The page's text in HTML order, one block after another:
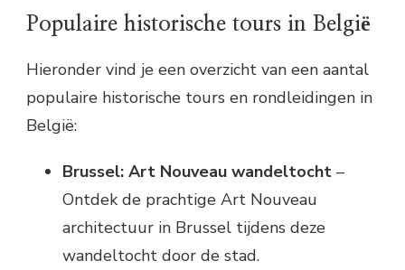
Populaire historische tours in België
Hieronder vind je een overzicht van een aantal
populaire historische tours en rondleidingen in
België:
Brussel: Art Nouveau wandeltocht –
Ontdek de prachtige Art Nouveau
architectuur in Brussel tijdens deze
wandeltocht door de stad.